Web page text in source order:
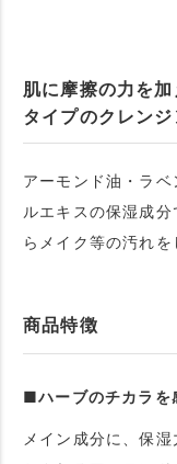
肌に摩擦の力を
タイプのクレン
アーモンド油・ラ
ルエキスの保湿成
らメイク等の汚れを
商品特徴
■ハーブのチカラを
メイン成分に、保